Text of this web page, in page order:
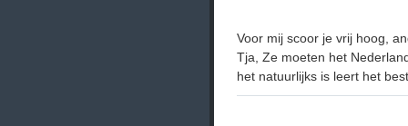
Voor mij scoor je vrij hoog,
Tja, Ze moeten het
het natuurlijks is leert het